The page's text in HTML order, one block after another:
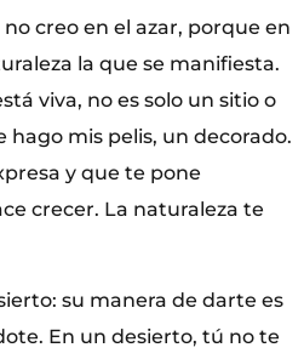
creo en el azar, porque en
la que se manifiesta.
viva, no es solo un sitio o
mis pelis, un decorado.
y que te pone
crecer. La naturaleza te
su manera de darte es
En un desierto, tú no te